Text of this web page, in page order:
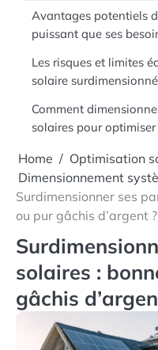
Home
Optimisation
Dimensionnement
Surdimensionner ses
ou pur gâchis d’argent ?
solaires :
gâchis
Avantages potentiels
puissant que ses
Les risques et limites
solaire surdimensionné
Comment
solaires pour